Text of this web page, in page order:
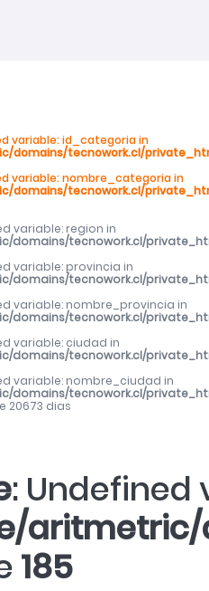
deportivos para adultos
talleres deportivos para adultos
mil de mujeres de Ñuble recibieron
variable: id_categoria in
domains/tecnowork.cl/
variable: nombre_categoria in
domains/tecnowork.cl/
variable: region in
domains/tecnowork.cl/
variable: provincia in
domains/tecnowork.cl/
variable: nombre_provincia in
domains/tecnowork.cl/
variable: ciudad in
domains/tecnowork.cl/
variable: nombre_ciudad in
domains/tecnowork.cl/
20673 dias
: Undefined
aritmetric/
185